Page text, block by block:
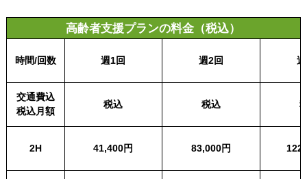
高齢者支援プランの料金（税込）
時間/回数
交通費込
税込月額
2H
週1回 週2回
税込 税込
41,400円 83,000円